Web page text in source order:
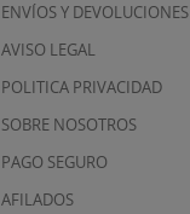
ENVÍOS Y DEVOLUCIONES
AVISO LEGAL
POLITICA PRIVACIDAD
SOBRE NOSOTROS
PAGO SEGURO
AFILADOS